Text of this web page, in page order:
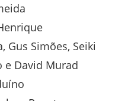
Gus Simões, Seiki
e David Murad